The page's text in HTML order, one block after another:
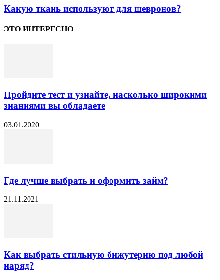
Какую ткань используют для шевронов?
ЭТО ИНТЕРЕСНО
Пройдите тест и узнайте, насколько широкими
знаниями вы обладаете
03.01.2020
Где лучше выбрать и оформить займ?
21.11.2021
Как выбрать стильную бижутерию под любой
наряд?